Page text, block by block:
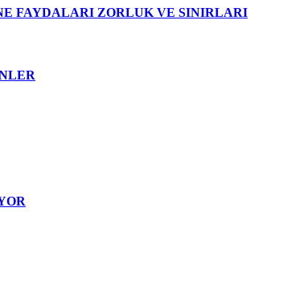
FAYDALARI ZORLUK VE SINIRLARI